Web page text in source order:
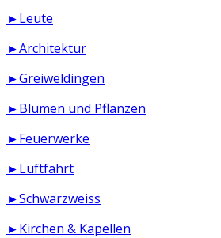
►Leute
►Architektur
►Greiweldingen
►Blumen und Pflanzen
►Feuerwerke
►Luftfahrt
►Schwarzweiss
►Kirchen & Kapellen